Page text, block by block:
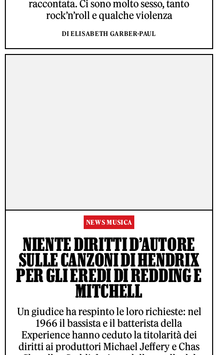
raccontata. Ci sono molto sesso, tanto
rock’n’roll e qualche violenza
DI ELISABETH GARBER-PAUL
NEWS MUSICA
NIENTE DIRITTI D’AUTORE
SULLE CANZONI DI HENDRIX
PER GLI EREDI DI REDDING E
MITCHELL
Un giudice ha respinto le loro richieste: nel
1966 il bassista e il batterista della
Experience hanno ceduto la titolarità dei
diritti ai produttori Michael Jeffery e Chas